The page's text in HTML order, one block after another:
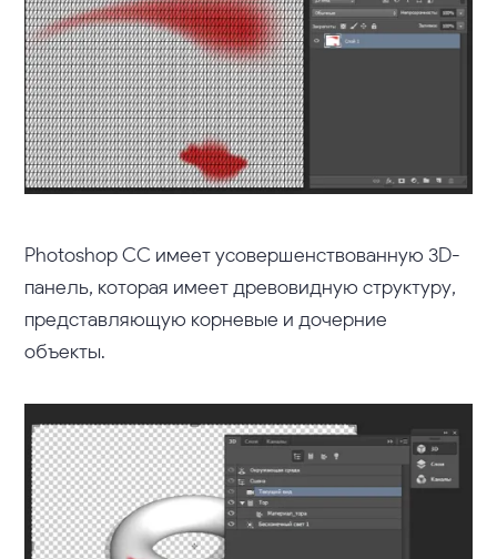
Photoshop СС имеет усовершенствованную 3D-
панель, которая имеет древовидную структуру,
представляющую корневые и дочерние
объекты.